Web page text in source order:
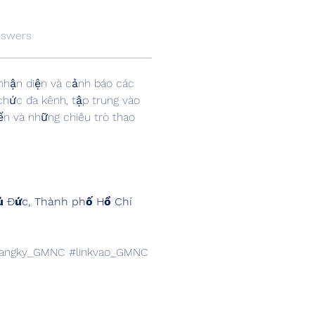
diện và cảnh báo các
đa kênh, tập trung vào
và những chiêu trò thao
Đức, Thành phố Hồ Chí
#linkvao_GMNC